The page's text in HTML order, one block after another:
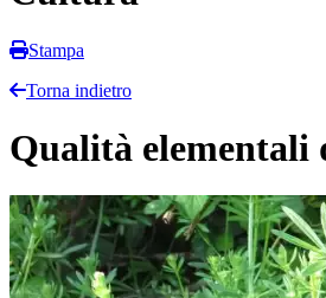
Stampa
Torna indietro
Qualità elementali